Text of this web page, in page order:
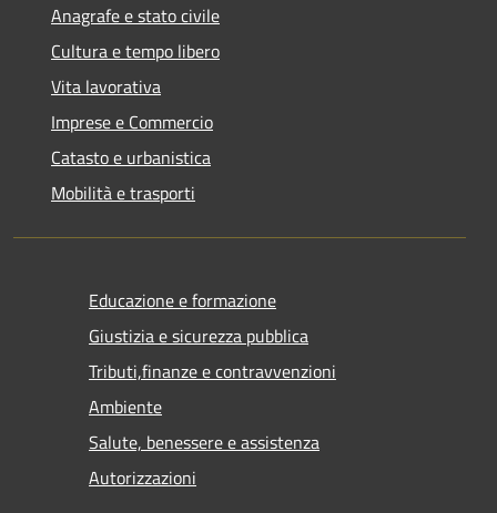
Anagrafe e stato civile
Cultura e tempo libero
Vita lavorativa
Imprese e Commercio
Catasto e urbanistica
Mobilità e trasporti
Educazione e formazione
Giustizia e sicurezza pubblica
Tributi,finanze e contravvenzioni
Ambiente
Salute, benessere e assistenza
Autorizzazioni